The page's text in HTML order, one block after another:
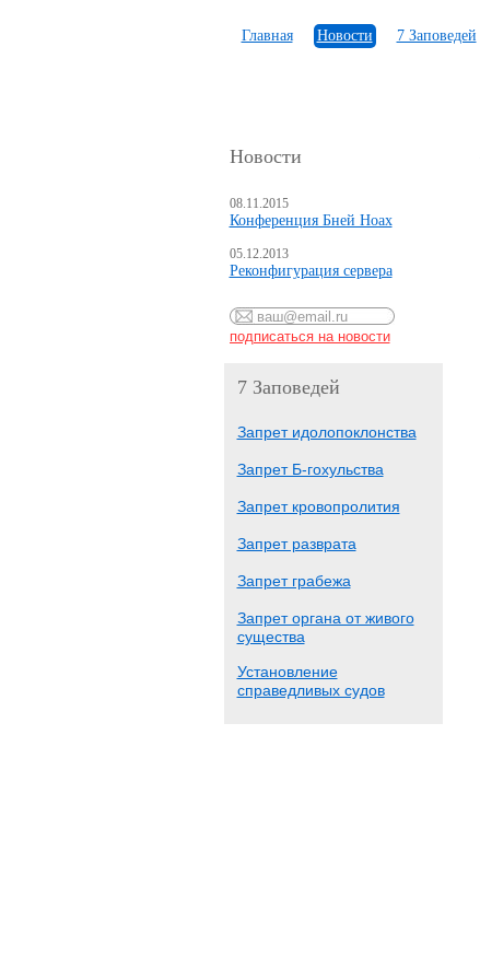
Главная Новости 7 Заповедей
Новости
08.11.2015
Конференция Бней Ноах
05.12.2013
Реконфигурация сервера
7 Заповедей
Запрет идолопоклонства
Запрет Б-гохульства
Запрет кровопролития
Запрет разврата
Запрет грабежа
Запрет органа от живого
существа
Установление
справедливых судов